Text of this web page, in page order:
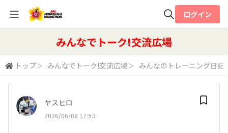
検索
ログイン
みんなでトーク!交流広場
トップ＞ みんなでトーク!交流広場＞ みんなのトレーニング日記
ヤスヒロ
2026/06/08 17:53